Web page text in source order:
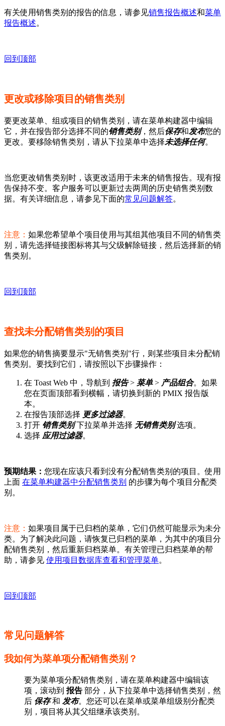
有关使用销售类别的报告的信息，请参见销售报告概述和菜单
报告概述。
回到顶部
更改或移除项目的销售类别
要更改菜单、组或项目的销售类别，请在菜单构建器中编辑
它，并在报告部分选择不同的销售类别，然后保存和发布您的
更改。要移除销售类别，请从下拉菜单中选择未选择任何。
当您更改销售类别时，该更改适用于未来的销售报告。现有报
告保持不变。客户服务可以更新过去两周的历史销售类别数
据。有关详细信息，请参见下面的常见问题解答。
注意： 如果您希望单个项目使用与其组其他项目不同的销售类
别，请先选择链接图标将其与父级解除链接，然后选择新的销
售类别。
回到顶部
查找未分配销售类别的项目
如果您的销售摘要显示"无销售类别"行，则某些项目未分配销
售类别。要找到它们，请按照以下步骤操作：
在 Toast Web 中，导航到 报告> 菜单> 产品组合。如果
您在页面顶部看到横幅，请切换到新的 PMIX 报告版
本。
在报告顶部选择 更多过滤器。
打开 销售类别下拉菜单并选择 无销售类别选项。
选择 应用过滤器。
预期结果： 您现在应该只看到没有分配销售类别的项目。使用
上面 在菜单构建器中分配销售类别 的步骤为每个项目分配类
别。
注意： 如果项目属于已归档的菜单，它们仍然可能显示为未分
类。为了解决此问题，请恢复已归档的菜单，为其中的项目分
配销售类别，然后重新归档菜单。有关管理已归档菜单的帮
助，请参见 使用项目数据库查看和管理菜单。
回到顶部
常见问题解答
我如何为菜单项分配销售类别？
要为菜单项分配销售类别，请在菜单构建器中编辑该
项，滚动到 报告 部分，从下拉菜单中选择销售类别，然
后 保存和 发布。您还可以在菜单或菜单组级别分配类
别，项目将从其父组继承该类别。